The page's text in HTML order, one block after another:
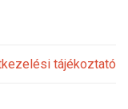
tájékoztató